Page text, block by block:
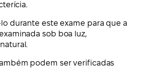
durante este exame para que a
sob boa luz,
podem ser verificadas